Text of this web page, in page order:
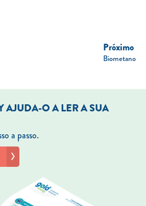
Próximo
Biometano
AJUDA-O A LER A SUA
a passo.